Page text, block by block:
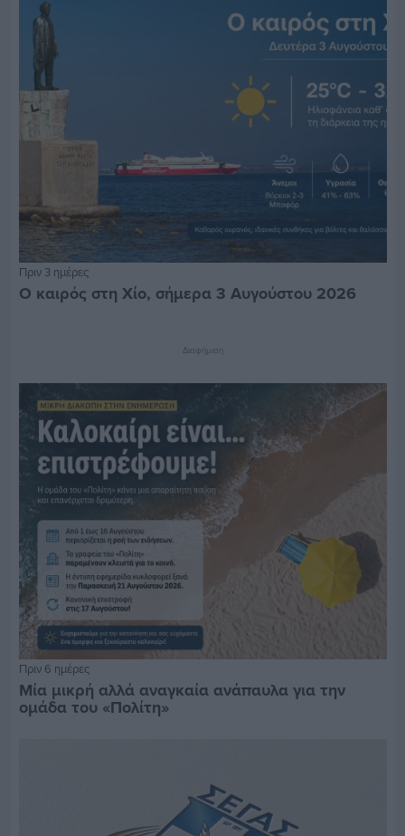
Πριν 3 ημέρες
Ο καιρός στη Χίο, σήμερα 3 Αυγούστου 2026
Διαφήμιση
Πριν 6 ημέρες
Μία μικρή αλλά αναγκαία ανάπαυλα για την
ομάδα του «Πολίτη»